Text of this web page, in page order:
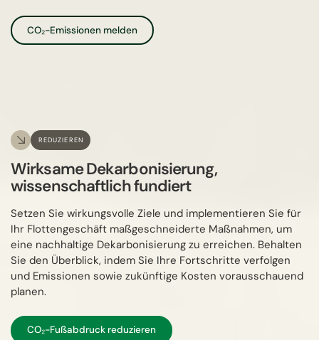
CO₂-Emissionen melden
REDUZIEREN
Wirksame Dekarbonisierung,
wissenschaftlich fundiert
Setzen Sie wirkungsvolle Ziele und implementieren Sie für
Ihr Flottengeschäft maßgeschneiderte Maßnahmen, um
eine nachhaltige Dekarbonisierung zu erreichen. Behalten
Sie den Überblick, indem Sie Ihre Fortschritte verfolgen
und Emissionen sowie zukünftige Kosten vorausschauend
planen.
CO₂-Fußabdruck reduzieren